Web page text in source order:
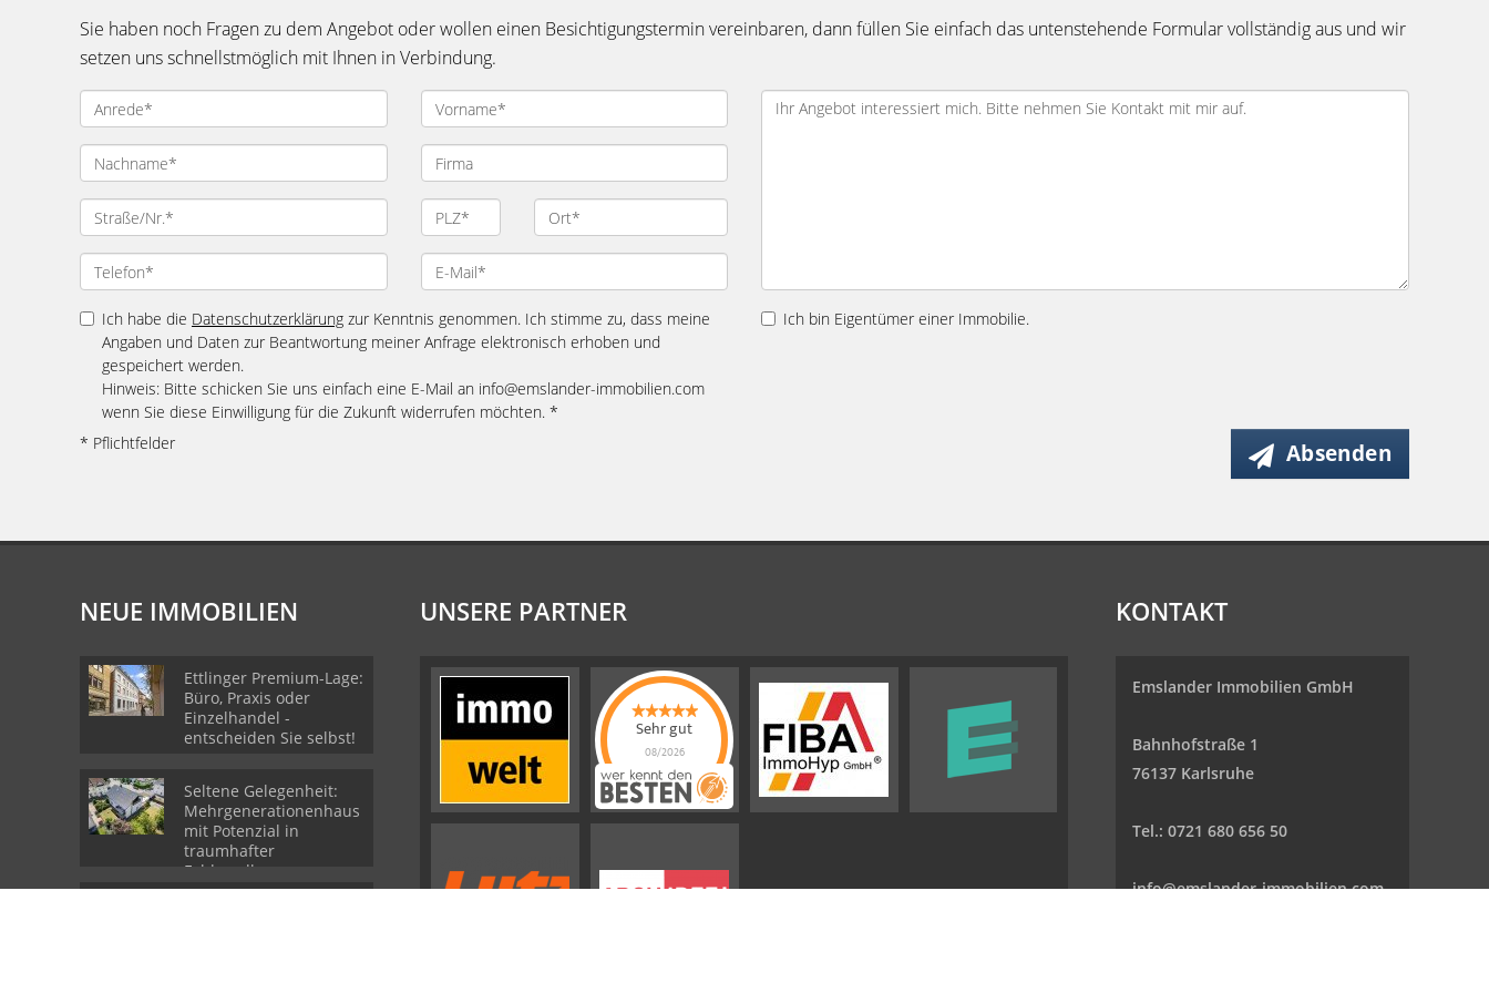
Sie haben noch Fragen zu dem Angebot oder wollen einen Besichtigungstermin vereinbaren, dann füllen Sie einfach das untenstehende Formular vollständig aus und wir
setzen uns schnellstmöglich mit Ihnen in Verbindung.
Ich habe die Datenschutzerklärung zur Kenntnis genommen. Ich stimme zu, dass meine
Angaben und Daten zur Beantwortung meiner Anfrage elektronisch erhoben und
gespeichert werden.
Hinweis: Bitte schicken Sie uns einfach eine E-Mail an info@emslander-immobilien.com
wenn Sie diese Einwilligung für die Zukunft widerrufen möchten. *
Ich bin Eigentümer einer Immobilie.
* Pflichtfelder Absenden
NEUE IMMOBILIEN
Ettlinger Premium-Lage:
Büro, Praxis oder
Einzelhandel -
entscheiden Sie selbst!
Seltene Gelegenheit:
Mehrgenerationenhaus
mit Potenzial in
traumhafter
Feldrandlage von
Durmersheim
UNSERE PARTNER
Sehr gut
08/2026
Emslander
Immobilien GMBH
hat4.88von5
GMBHBewertungen
auf
KONTAKT
Emslander Immobilien GmbH
Bahnhofstraße 1
76137 Karlsruhe
Tel.: 0721 680 656 50
info@emslander-immobilien.com